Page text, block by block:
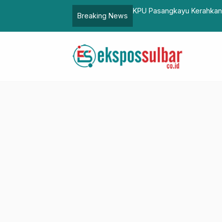
Breaking News
Warga